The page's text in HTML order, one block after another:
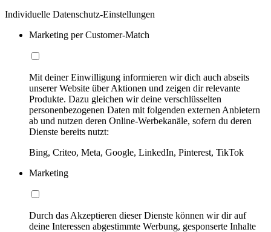
Individuelle Datenschutz-Einstellungen
Marketing per Customer-Match
Mit deiner Einwilligung informieren wir dich auch abseits
unserer Website über Aktionen und zeigen dir relevante
Produkte. Dazu gleichen wir deine verschlüsselten
personenbezogenen Daten mit folgenden externen Anbietern
ab und nutzen deren Online-Werbekanäle, sofern du deren
Dienste bereits nutzt:
Bing, Criteo, Meta, Google, LinkedIn, Pinterest, TikTok
Marketing
Durch das Akzeptieren dieser Dienste können wir dir auf
deine Interessen abgestimmte Werbung, gesponserte Inhalte